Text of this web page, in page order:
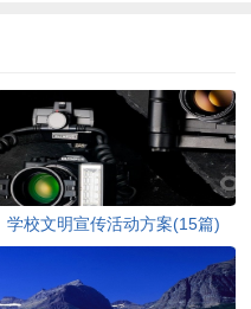
学校文明宣传活动方案(15篇)